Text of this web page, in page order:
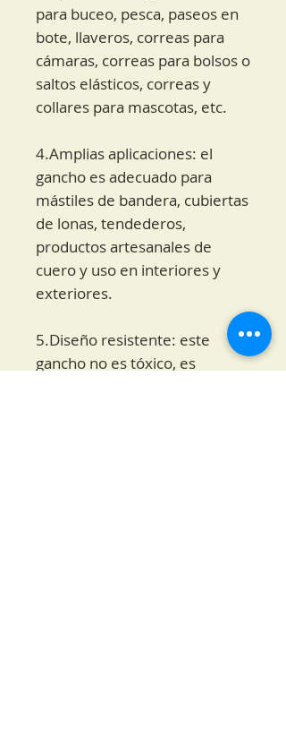
para buceo, pesca, paseos en
bote, llaveros, correas para
cámaras, correas para bolsos o
saltos elásticos, correas y
collares para mascotas, etc.
4.Amplias aplicaciones: el
gancho es adecuado para
mástiles de bandera, cubiertas
de lonas, tendederos,
productos artesanales de
cuero y uso en interiores y
exteriores.
5.Diseño resistente: este
gancho no es tóxico, es